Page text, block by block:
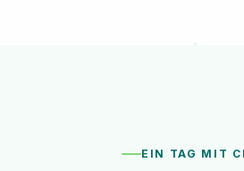
EIN TAG MIT